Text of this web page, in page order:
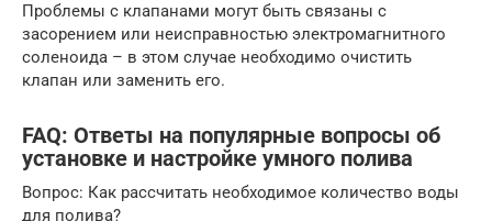
Проблемы с клапанами могут быть связаны с
засорением или неисправностью электромагнитного
соленоида – в этом случае необходимо очистить
клапан или заменить его.
FAQ: Ответы на популярные вопросы об
установке и настройке умного полива
Вопрос: Как рассчитать необходимое количество воды
для полива?